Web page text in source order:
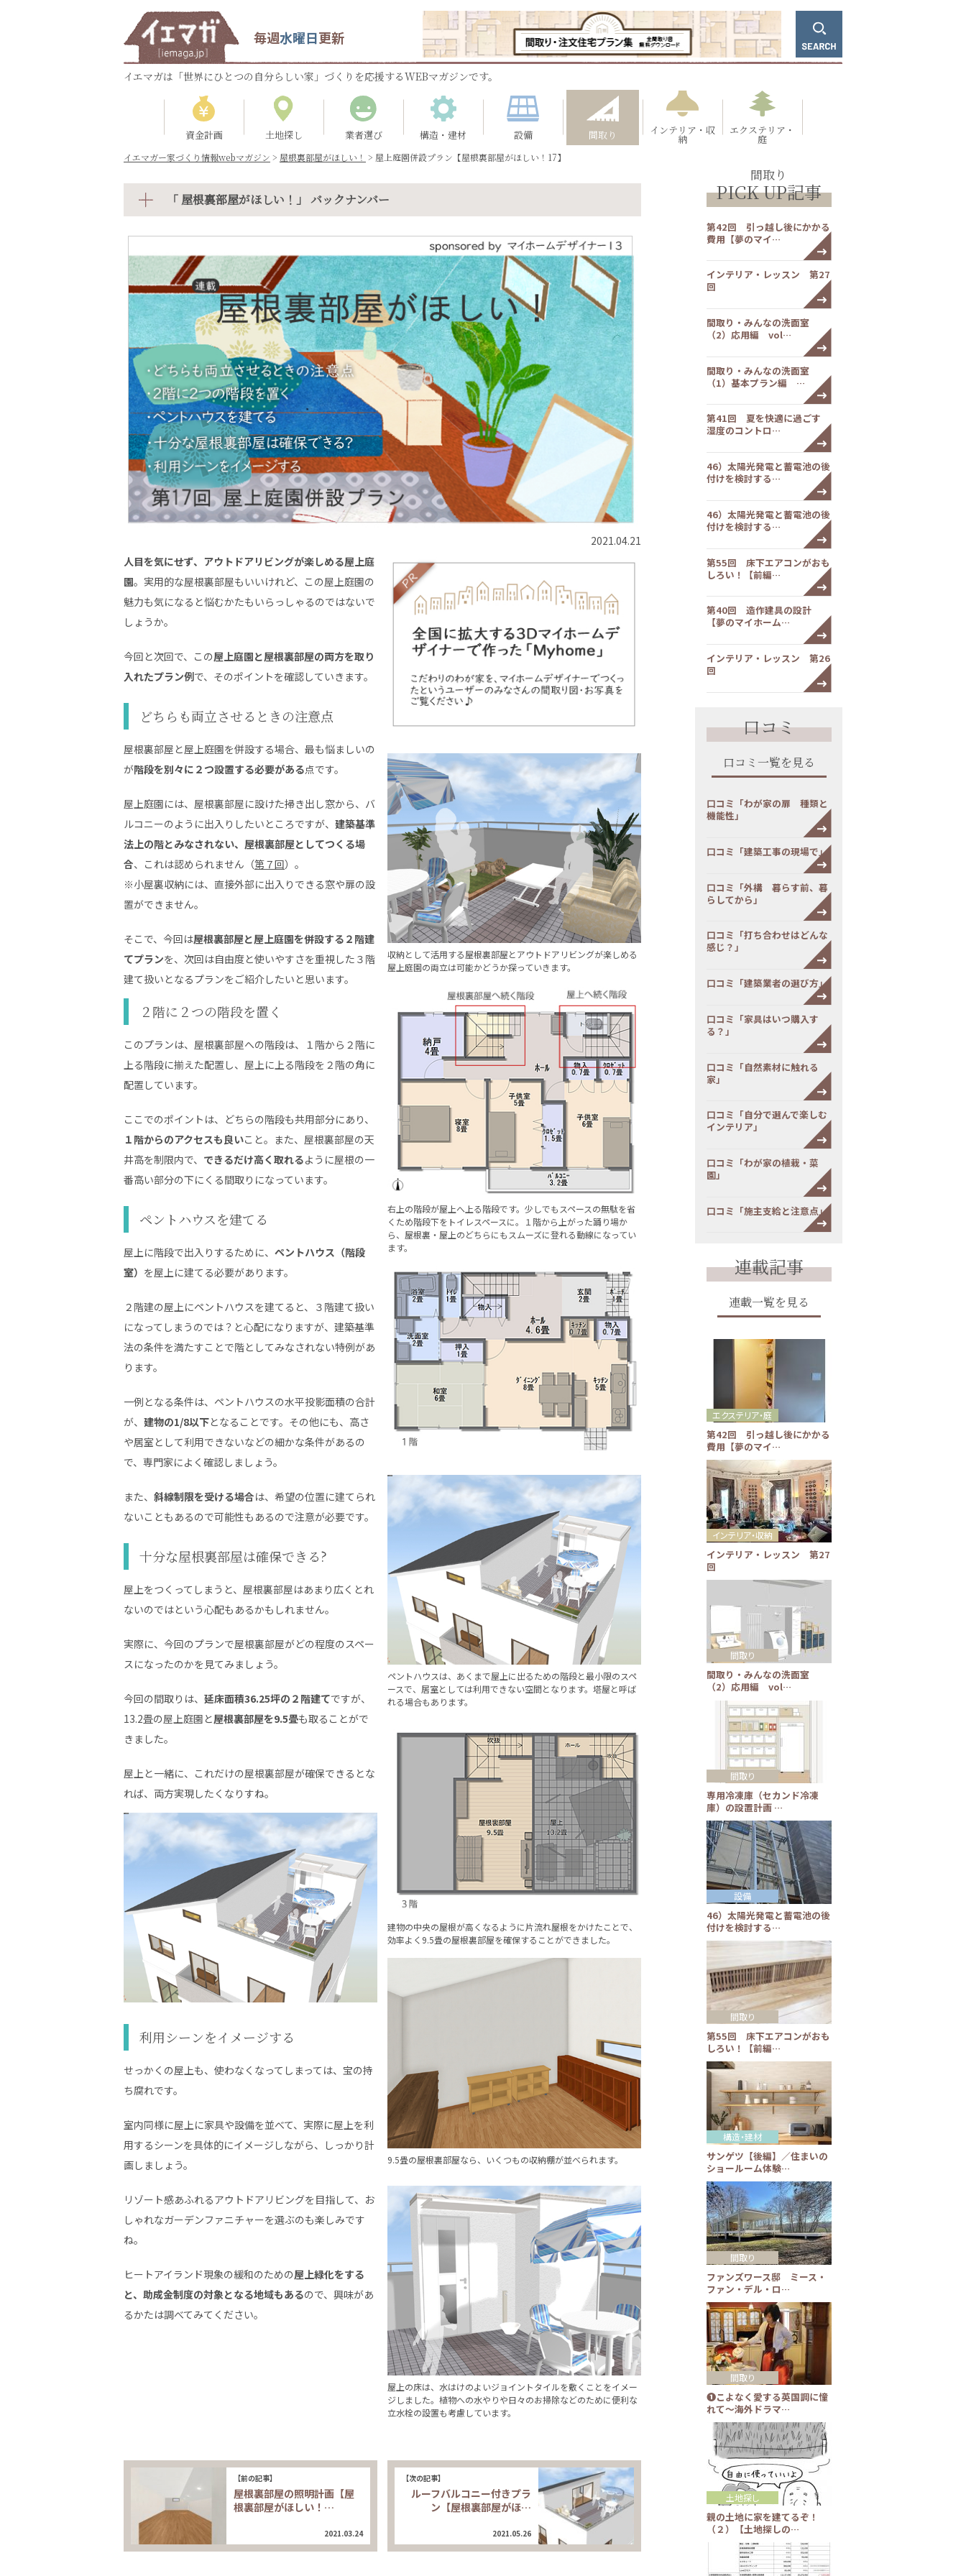
毎週水曜日更新
イエマガは「世界にひとつの自分らしい家」づくりを応援するWEBマガジンです。
資金計画 土地探し 業者選び 構造・建材 設備 間取り インテリア・収
納
エクステリア・
庭
イエマガー家づくり情報webマガジン > 屋根裏部屋がほしい！ > 屋上庭園併設プラン【屋根裏部屋がほしい！17】
「 屋根裏部屋がほしい！」 バックナンバー
2021.04.21
人目を気にせず、アウトドアリビングが楽しめる屋上庭
園。実用的な屋根裏部屋もいいけれど、この屋上庭園の
魅力も気になると悩むかたもいらっしゃるのではないで
しょうか。
今回と次回で、この屋上庭園と屋根裏部屋の両方を取り
入れたプラン例で、そのポイントを確認していきます。
どちらも両立させるときの注意点
屋根裏部屋と屋上庭園を併設する場合、最も悩ましいの
が階段を別々に２つ設置する必要がある点です。
屋上庭園には、屋根裏部屋に設けた掃き出し窓から、バ
ルコニーのように出入りしたいところですが、 建築基準
法上の階とみなされない、屋根裏部屋としてつくる場
合、これは認められません（第７回）。
※小屋裏収納には、直接外部に出入りできる窓や扉の設
置ができません。
そこで、今回は屋根裏部屋と屋上庭園を併設する２階建
てプランを、次回は自由度と使いやすさを重視した３階
建て扱いとなるプランをご紹介したいと思います。
２階に２つの階段を置く
このプランは、屋根裏部屋への階段は、１階から２階に
上る階段に揃えた配置し、屋上に上る階段を２階の角に
配置しています。
ここでのポイントは、どちらの階段も共用部分にあり、
１階からのアクセスも良いこと。また、屋根裏部屋の天
井高を制限内で、 できるだけ高く取れるように屋根の一
番高い部分の下にくる間取りになっています。
収納として活用する屋根裏部屋とアウトドアリビングが楽しめる
屋上庭園の両立は可能かどうか探っていきます。
右上の階段が屋上へ上る階段です。少しでもスペースの無駄を省
くため階段下をトイレスペースに。１階から上がった踊り場か
ら、屋根裏・屋上のどちらにもスムーズに登れる動線になってい
ます。
ペントハウスを建てる
屋上に階段で出入りするために、 ペントハウス（階段
室） を屋上に建てる必要があります。
２階建の屋上にペントハウスを建てると、３階建て扱い
になってしまうのでは？と心配になりますが、建築基準
法の条件を満たすことで階としてみなされない特例があ
ります。
一例となる条件は、ペントハウスの水平投影面積の合計
が、 建物の1/8以下となることです。その他にも、高さ
や居室として利用できないなどの細かな条件があるの
で、専門家によく確認しましょう。
また、 斜線制限を受ける場合は、希望の位置に建てられ
ないこともあるので可能性もあるので注意が必要です。
ペントハウスは、あくまで屋上に出るための階段と最小限のスペ
ースで、居室としては利用できない空間となります。塔屋と呼ば
れる場合もあります。
十分な屋根裏部屋は確保できる?
屋上をつくってしまうと、屋根裏部屋はあまり広くとれ
ないのではという心配もあるかもしれません。
実際に、今回のプランで屋根裏部屋がどの程度のスペー
スになったのかを見てみましょう。
今回の間取りは、 延床面積36.25坪の２階建てですが、
13.2畳の屋上庭園と屋根裏部屋を9.5畳も取ることがで
きました。
屋上と一緒に、これだけの屋根裏部屋が確保できるとな
れば、両方実現したくなりすね。
建物の中央の屋根が高くなるように片流れ屋根をかけたことで、
効率よく9.5畳の屋根裏部屋を確保することができました。
9.5畳の屋根裏部屋なら、いくつもの収納棚が並べられます。
利用シーンをイメージする
せっかくの屋上も、使わなくなってしまっては、宝の持
ち腐れです。
室内同様に屋上に家具や設備を並べて、実際に屋上を利
用するシーンを具体的にイメージしながら、しっかり計
画しましょう。
リゾート感あふれるアウトドアリビングを目指して、お
しゃれなガーデンファニチャーを選ぶのも楽しみです
ね。
ヒートアイランド現象の緩和のための屋上緑化をする
と、助成金制度の対象となる地域もあるので、興味があ
るかたは調べてみてください。
屋上の床は、水はけのよいジョイントタイルを敷くことをイメー
ジしました。植物への水やりや日々のお掃除などのために便利な
立水栓の設置も考慮しています。
【前の記事】
屋根裏部屋の照明計画【屋
根裏部屋がほしい！…
2021.03.24
【次の記事】
ルーフバルコニー付きプラ
ン【屋根裏部屋がほ…
2021.05.26
間取り
PICK UP記事
第42回 引っ越し後にかかる
費用【夢のマイ…
インテリア・レッスン 第27
回
間取り・みんなの洗面室
（2）応用編 vol…
間取り・みんなの洗面室
（1）基本プラン編 …
第41回 夏を快適に過ごす
湿度のコントロ…
46）太陽光発電と蓄電池の後
付けを検討する…
46）太陽光発電と蓄電池の後
付けを検討する…
第55回 床下エアコンがおも
しろい！【前編…
第40回 造作建具の設計
【夢のマイホーム…
インテリア・レッスン 第26
回
口コミ
口コミ一覧を見る
口コミ「わが家の扉 種類と
機能性」
口コミ「建築工事の現場で」
口コミ「外構 暮らす前、暮
らしてから」
口コミ「打ち合わせはどんな
感じ？」
口コミ「建築業者の選び方」
口コミ「家具はいつ購入す
る？」
口コミ「自然素材に触れる
家」
口コミ「自分で選んで楽しむ
インテリア」
口コミ「わが家の植栽・菜
園」
口コミ「施主支給と注意点」
連載記事
連載一覧を見る
第42回 引っ越し後にかかる
費用【夢のマイ…
エクステリア・庭
インテリア・レッスン 第27
回
インテリア・収納
間取り・みんなの洗面室
（2）応用編 vol…
間取り
専用冷凍庫（セカンド冷凍
庫）の設置計画 …
間取り
46）太陽光発電と蓄電池の後
付けを検討する…
設備
第55回 床下エアコンがおも
しろい！【前編…
間取り
サンゲツ【後編】／住まいの
ショールーム体験…
構造・建材
ファンズワース邸 ミース・
ファン・デル・ロ…
間取り
❶こよなく愛する英国調に憧
れて～海外ドラマ…
間取り
親の土地に家を建てるぞ！
（２）【土地探しの…
土地探し